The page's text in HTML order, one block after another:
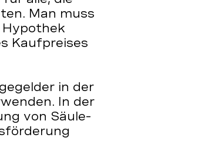
Man muss
Kaufpreises
in der
In der
von Säule-